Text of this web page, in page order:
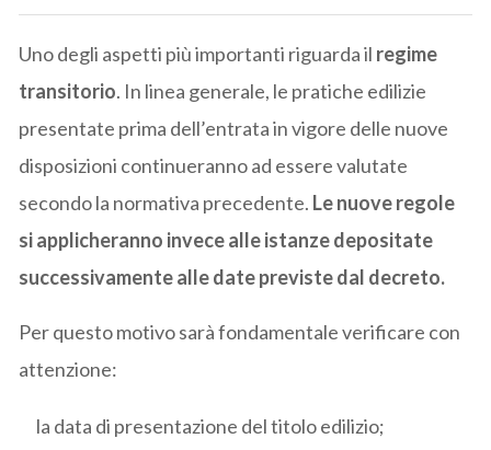
Uno degli aspetti più importanti riguarda il regime
transitorio. In linea generale, le pratiche edilizie
presentate prima dell’entrata in vigore delle nuove
disposizioni continueranno ad essere valutate
secondo la normativa precedente. Le nuove regole
si applicheranno invece alle istanze depositate
successivamente alle date previste dal decreto.
Per questo motivo sarà fondamentale verificare con
attenzione:
la data di presentazione del titolo edilizio;